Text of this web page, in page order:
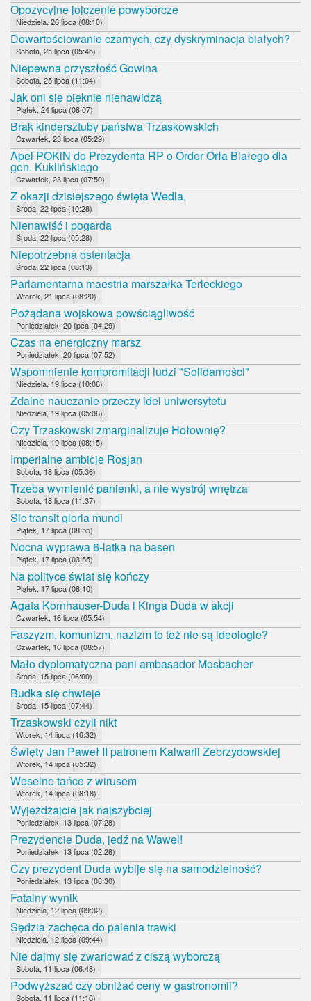
Opozycyjne jojczenie powyborcze
Niedziela, 26 lipca (08:10)
Dowartościowanie czarnych, czy dyskryminacja białych?
Sobota, 25 lipca (05:45)
Niepewna przyszłość Gowina
Sobota, 25 lipca (11:04)
Jak oni się pięknie nienawidzą
Piątek, 24 lipca (08:07)
Brak kindersztuby państwa Trzaskowskich
Czwartek, 23 lipca (05:29)
Apel POKiN do Prezydenta RP o Order Orła Białego dla
gen. Kuklińskiego
Czwartek, 23 lipca (07:50)
Z okazji dzisiejszego święta Wedla,
Środa, 22 lipca (10:28)
Nienawiść i pogarda
Środa, 22 lipca (05:28)
Niepotrzebna ostentacja
Środa, 22 lipca (08:13)
Parlamentarna maestria marszałka Terleckiego
Wtorek, 21 lipca (08:20)
Pożądana wojskowa powściągliwość
Poniedziałek, 20 lipca (04:29)
Czas na energiczny marsz
Poniedziałek, 20 lipca (07:52)
Wspomnienie kompromitacji ludzi "Solidarności"
Niedziela, 19 lipca (10:06)
Zdalne nauczanie przeczy idei uniwersytetu
Niedziela, 19 lipca (05:06)
Czy Trzaskowski zmarginalizuje Hołownię?
Niedziela, 19 lipca (08:15)
Imperialne ambicje Rosjan
Sobota, 18 lipca (05:36)
Trzeba wymienić panienki, a nie wystrój wnętrza
Sobota, 18 lipca (11:37)
Sic transit gloria mundi
Piątek, 17 lipca (08:55)
Nocna wyprawa 6-latka na basen
Piątek, 17 lipca (03:55)
Na polityce świat się kończy
Piątek, 17 lipca (08:10)
Agata Kornhauser-Duda i Kinga Duda w akcji
Czwartek, 16 lipca (05:54)
Faszyzm, komunizm, nazizm to też nie są ideologie?
Czwartek, 16 lipca (08:57)
Mało dyplomatyczna pani ambasador Mosbacher
Środa, 15 lipca (06:00)
Budka się chwieje
Środa, 15 lipca (07:44)
Trzaskowski czyli nikt
Wtorek, 14 lipca (10:32)
Święty Jan Paweł II patronem Kalwarii Zebrzydowskiej
Wtorek, 14 lipca (05:32)
Weselne tańce z wirusem
Wtorek, 14 lipca (08:18)
Wyjeżdżajcie jak najszybciej
Poniedziałek, 13 lipca (07:28)
Prezydencie Duda, jedź na Wawel!
Poniedziałek, 13 lipca (02:28)
Czy prezydent Duda wybije się na samodzielność?
Poniedziałek, 13 lipca (08:30)
Fatalny wynik
Niedziela, 12 lipca (09:32)
Sędzia zachęca do palenia trawki
Niedziela, 12 lipca (09:44)
Nie dajmy się zwariować z ciszą wyborczą
Sobota, 11 lipca (06:48)
Podwyższać czy obniżać ceny w gastronomii?
Sobota, 11 lipca (11:16)